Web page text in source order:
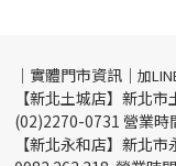
｜實體門市資訊｜ 加
【新北土城店】新北
(02)2270-0731 營業時
【新北永和店】新北